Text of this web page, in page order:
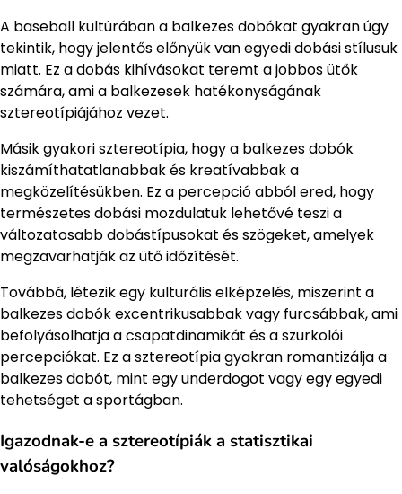
A baseball kultúrában a balkezes dobókat gyakran úgy
tekintik, hogy jelentős előnyük van egyedi dobási stílusuk
miatt. Ez a dobás kihívásokat teremt a jobbos ütők
számára, ami a balkezesek hatékonyságának
sztereotípiájához vezet.
Másik gyakori sztereotípia, hogy a balkezes dobók
kiszámíthatatlanabbak és kreatívabbak a
megközelítésükben. Ez a percepció abból ered, hogy
természetes dobási mozdulatuk lehetővé teszi a
változatosabb dobástípusokat és szögeket, amelyek
megzavarhatják az ütő időzítését.
Továbbá, létezik egy kulturális elképzelés, miszerint a
balkezes dobók excentrikusabbak vagy furcsábbak, ami
befolyásolhatja a csapatdinamikát és a szurkolói
percepciókat. Ez a sztereotípia gyakran romantizálja a
balkezes dobót, mint egy underdogot vagy egy egyedi
tehetséget a sportágban.
Igazodnak-e a sztereotípiák a statisztikai
valóságokhoz?